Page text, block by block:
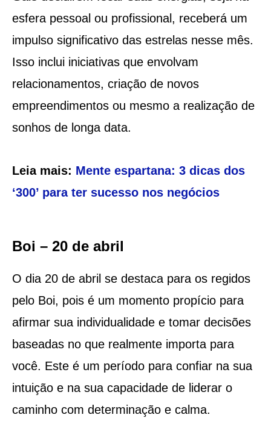
esfera pessoal ou profissional, receberá um
impulso significativo das estrelas nesse mês.
Isso inclui iniciativas que envolvam
relacionamentos, criação de novos
empreendimentos ou mesmo a realização de
sonhos de longa data.
Leia mais: Mente espartana: 3 dicas dos
‘300’ para ter sucesso nos negócios
Boi – 20 de abril
O dia 20 de abril se destaca para os regidos
pelo Boi, pois é um momento propício para
afirmar sua individualidade e tomar decisões
baseadas no que realmente importa para
você. Este é um período para confiar na sua
intuição e na sua capacidade de liderar o
caminho com determinação e calma.